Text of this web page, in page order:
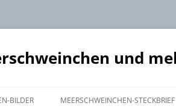
und
Inhalt
BILDER MEERSCHWEINCHEN-STECKBRIEF